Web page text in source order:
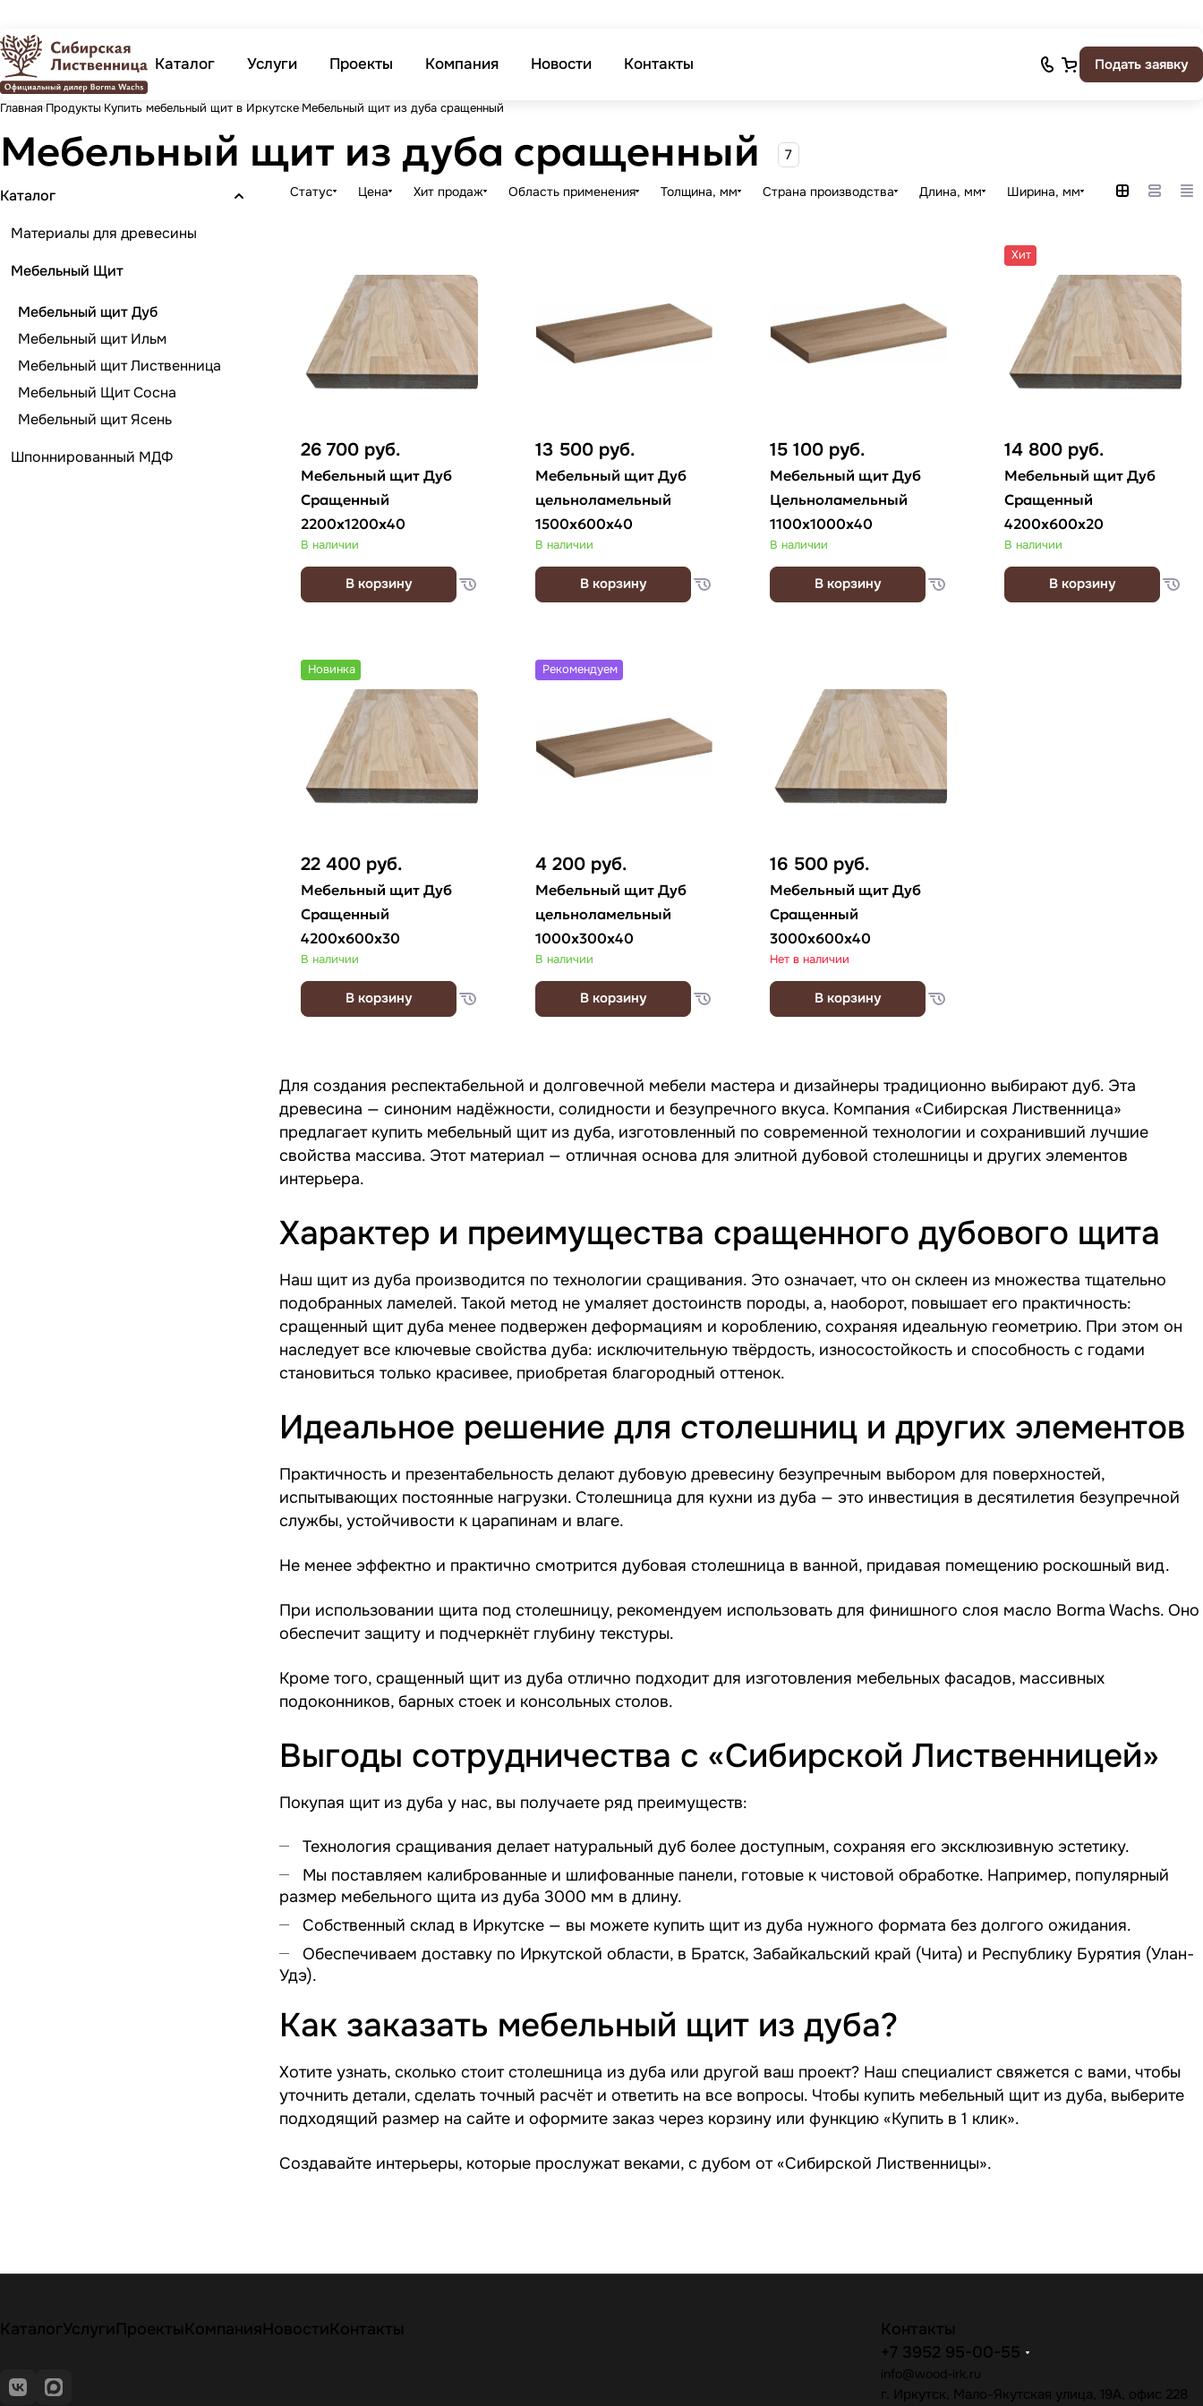
Каталог Услуги Проекты Компания Новости Контакты Подать заявку
Главная Продукты Купить мебельный щит в Иркутске Мебельный щит из дуба сращенный
Мебельный щит из дуба сращенный 7
Статус Цена Хит продаж Область применения Толщина, мм Страна производства Длина, мм Ширина, мм
26 700 руб.
Мебельный щит Дуб
Сращенный
2200х1200х40
В наличии
В корзину
13 500 руб.
Мебельный щит Дуб
цельноламельный
1500х600х40
В наличии
В корзину
15 100 руб.
Мебельный щит Дуб
Цельноламельный
1100х1000х40
В наличии
В корзину
Хит
14 800 руб.
Мебельный щит Дуб
Сращенный
4200х600х20
В наличии
В корзину
Новинка
22 400 руб.
Мебельный щит Дуб
Сращенный
4200х600х30
В наличии
В корзину
Рекомендуем
4 200 руб.
Мебельный щит Дуб
цельноламельный
1000х300х40
В наличии
В корзину
16 500 руб.
Мебельный щит Дуб
Сращенный
3000х600х40
Нет в наличии
В корзину
Для создания респектабельной и долговечной мебели мастера и дизайнеры традиционно выбирают дуб. Эта
древесина — синоним надёжности, солидности и безупречного вкуса. Компания «Сибирская Лиственница»
предлагает купить мебельный щит из дуба, изготовленный по современной технологии и сохранивший лучшие
свойства массива. Этот материал — отличная основа для элитной дубовой столешницы и других элементов
интерьера.
Характер и преимущества сращенного дубового щита
Наш щит из дуба производится по технологии сращивания. Это означает, что он склеен из множества тщательно
подобранных ламелей. Такой метод не умаляет достоинств породы, а, наоборот, повышает его практичность:
сращенный щит дуба менее подвержен деформациям и короблению, сохраняя идеальную геометрию. При этом он
наследует все ключевые свойства дуба: исключительную твёрдость, износостойкость и способность с годами
становиться только красивее, приобретая благородный оттенок.
Идеальное решение для столешниц и других элементов
Практичность и презентабельность делают дубовую древесину безупречным выбором для поверхностей,
испытывающих постоянные нагрузки. Столешница для кухни из дуба — это инвестиция в десятилетия безупречной
службы, устойчивости к царапинам и влаге.
Не менее эффектно и практично смотрится дубовая столешница в ванной, придавая помещению роскошный вид.
При использовании щита под столешницу, рекомендуем использовать для финишного слоя масло Borma Wachs. Оно
обеспечит защиту и подчеркнёт глубину текстуры.
Кроме того, сращенный щит из дуба отлично подходит для изготовления мебельных фасадов, массивных
подоконников, барных стоек и консольных столов.
Выгоды сотрудничества с «Сибирской Лиственницей»
Покупая щит из дуба у нас, вы получаете ряд преимуществ:
Технология сращивания делает натуральный дуб более доступным, сохраняя его эксклюзивную эстетику.
Мы поставляем калиброванные и шлифованные панели, готовые к чистовой обработке. Например, популярный
размер мебельного щита из дуба 3000 мм в длину.
Собственный склад в Иркутске — вы можете купить щит из дуба нужного формата без долгого ожидания.
Обеспечиваем доставку по Иркутской области, в Братск, Забайкальский край (Чита) и Республику Бурятия (Улан-
Удэ).
Как заказать мебельный щит из дуба?
Хотите узнать, сколько стоит столешница из дуба или другой ваш проект? Наш специалист свяжется с вами, чтобы
уточнить детали, сделать точный расчёт и ответить на все вопросы. Чтобы купить мебельный щит из дуба, выберите
подходящий размер на сайте и оформите заказ через корзину или функцию «Купить в 1 клик».
Создавайте интерьеры, которые прослужат веками, с дубом от «Сибирской Лиственницы».
Каталог
Материалы для древесины
Мебельный Щит
Мебельный щит Дуб
Мебельный щит Ильм
Мебельный щит Лиственница
Мебельный Щит Сосна
Мебельный щит Ясень
Шпоннированный МДФ
КаталогУслугиПроектыКомпанияНовостиКонтакты
Контакты
+7 3952 95-00-55
info@wood-irk.ru
г. Иркутск, Мало-Якутская улица, 19А, офис 228